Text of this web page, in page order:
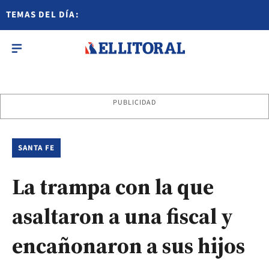
TEMAS DEL DÍA:
PUBLICIDAD
SANTA FE
La trampa con la que
asaltaron a una fiscal y
encañonaron a sus hijos